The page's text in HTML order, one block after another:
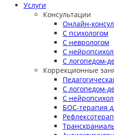
Услуги
Консультации
Онлайн-
С психологом
С неврологом
С
С логопедом-
Коррекционные
С логопедом-
С
БОС-терапия